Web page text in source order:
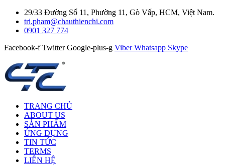
29/33 Đường Số 11, Phường 11, Gò Vấp, HCM, Việt Nam.
tri.pham@chauthienchi.com
0901 327 774
Facebook-f Twitter Google-plus-g Viber Whatsapp Skype
TRANG CHỦ
ABOUT US
SẢN PHẨM
ỨNG DỤNG
TIN TỨC
TERMS
LIÊN HỆ